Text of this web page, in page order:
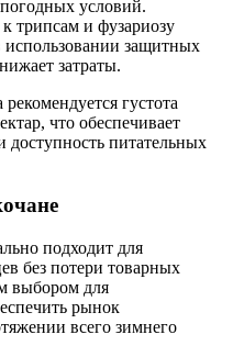
условий.
трипсам и фузариозу
использовании защитных
затраты.
густота
что обеспечивает
доступность питательных
подходит для
без потери товарных
выбором для
рынок
всего зимнего